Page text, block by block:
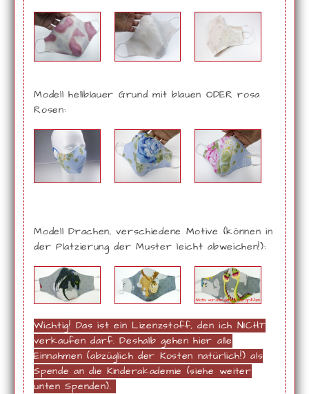
Modell hellblauer Grund mit blauen ODER rosa
Rosen:
Modell Drachen, verschiedene Motive (können in
der Platzierung der Muster leicht abweichen!):
Wichtig! Das ist ein Lizenzstoff, den ich NICHT
verkaufen darf. Deshalb gehen hier alle
Einnahmen (abzüglich der Kosten natürlich!) als
Spende an die Kinderakademie (siehe weiter
unten Spenden).